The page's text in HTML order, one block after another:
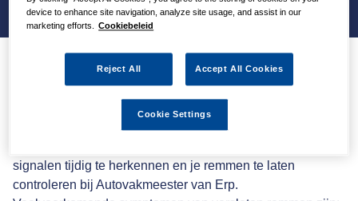
Versleten remmen
Versleten remmen zijn gevaarlijk en kunnen de remweg
signalen tijdig te herkennen en je remmen te laten
controleren bij Autovakmeester van Erp.
device to enhance site navigation, analyze site usage, and assist in our
marketing efforts.
Cookiebeleid
Reject All Accept All Cookies
Cookie Settings